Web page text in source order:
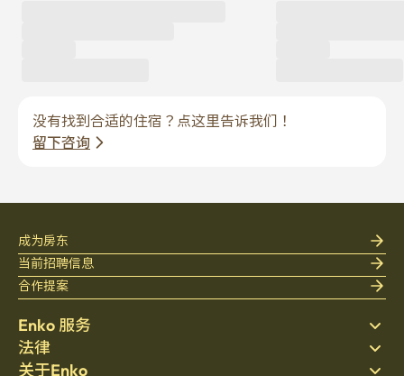
没有找到合适的住宿？点这里告诉我们！
留下咨询
Enko 服务
搜索房源
床上用品
法律
隐私政策
关于Enko
成为房东
当前招聘信息
合作提案